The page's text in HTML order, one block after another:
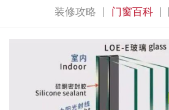
装修攻略 门窗百科